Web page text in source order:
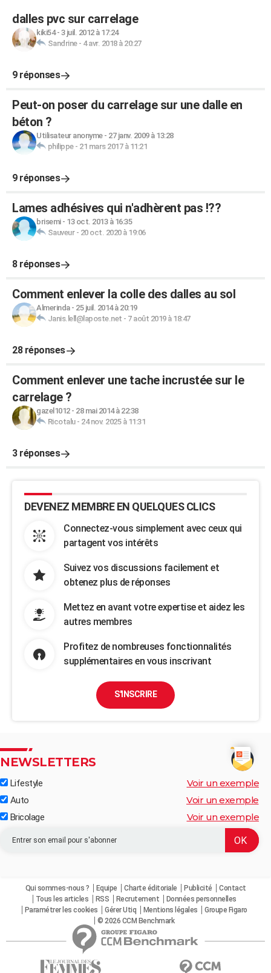
dalles pvc sur carrelage
kiki54- 3 juil. 2012 à 17:24
Sandrine- 4 avr. 2018 à 20:27
9 réponses
Peut-on poser du carrelage sur une dalle en
béton ?
Utilisateur anonyme- 27 janv. 2009 à 13:28
philippe- 21 mars 2017 à 11:21
9 réponses
Lames adhésives qui n'adhèrent pas !??
brisemi- 13 oct. 2013 à 16:35
Sauveur- 20 oct. 2020 à 19:06
8 réponses
Comment enlever la colle des dalles au sol
Almerinda- 25 juil. 2014 à 20:19
Janis.lell@laposte.net - 7 août 2019 à 18:47
28 réponses
Comment enlever une tache incrustée sur le
carrelage ?
gazel1012- 28 mai 2014 à 22:38
Ricotalu- 24 nov. 2025 à 11:31
3 réponses
DEVENEZ MEMBRE EN QUELQUES CLICS
Connectez-vous simplement avec ceux qui
partagent vos intérêts
Suivez vos discussions facilement et
obtenez plus de réponses
Mettez en avant votre expertise et aidez les
autres membres
Profitez de nombreuses fonctionnalités
supplémentaires en vous inscrivant
S'INSCRIRE
NEWSLETTERS
Lifestyle Voir un exemple
Auto Voir un exemple
Bricolage Voir un exemple
Qui sommes-nous ? Equipe Charte éditoriale Publicité
Contact
Tous les articles
RSS Recrutement
Données personnelles
Paramétrer les cookies
Gérer Utiq Mentions légales
Groupe Figaro
© 2026 CCM Benchmark